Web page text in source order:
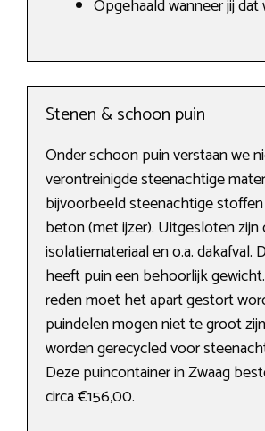
Opgehaald wanneer jij dat
Stenen & schoon puin
Onder schoon puin verstaan we
verontreinigde steenachtige
bijvoorbeeld steenachtige
beton (met ijzer). Uitgesloten zijn
isolatiemateriaal en o.a. dakafval.
heeft puin een behoorlijk
reden moet het apart gestort
puindelen mogen niet te groot
worden gerecycled voor
Deze puincontainer in Zwaag
circa €156,00.